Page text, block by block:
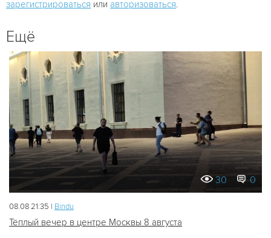
зарегистрироваться или авторизоваться
Ещё
30 0
08.08 21:35 | Bindu
Тёплый вечер в центре Москвы 8 августа